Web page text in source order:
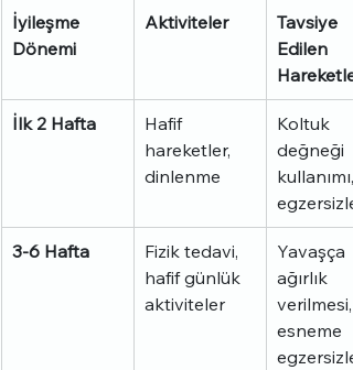
İyileşme
Dönemi
Aktiviteler
Tavsiye
Edilen
Hareketler
İlk 2 Hafta
Hafif
hareketler,
dinlenme
Koltuk
değneği
3-6 Hafta
Fizik tedavi,
hafif günlük
aktiviteler
Yavaşça
ağırlık
verilmesi,
esneme